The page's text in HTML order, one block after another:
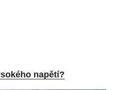
napětí?